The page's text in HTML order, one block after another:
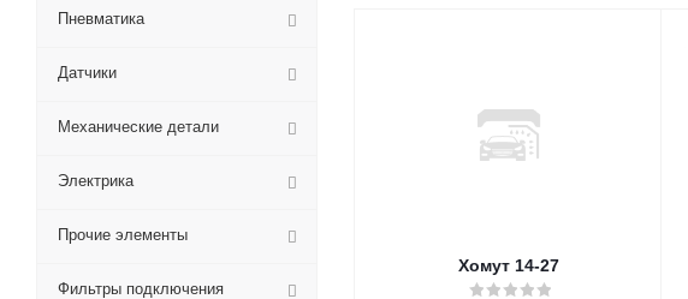
Хомут 14-27
Пневматика
Датчики
Механические детали
Электрика
Прочие элементы
Фильтры подключения